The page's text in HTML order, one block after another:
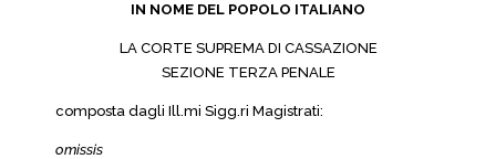
IN NOME DEL POPOLO ITALIANO
LA CORTE SUPREMA DI CASSAZIONE
SEZIONE TERZA PENALE
composta dagli Ill.mi Sigg.ri Magistrati:
omissis